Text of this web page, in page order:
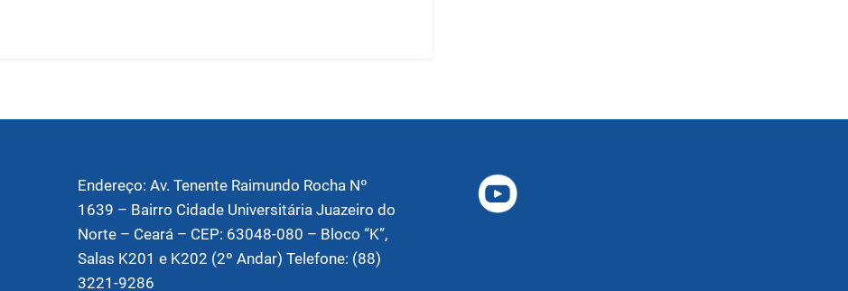
Endereço: Av. Tenente Raimundo Rocha Nº
1639 – Bairro Cidade Universitária Juazeiro do
Norte – Ceará – CEP: 63048-080 – Bloco “K”,
Salas K201 e K202 (2º Andar) Telefone: (88)
3221-9286